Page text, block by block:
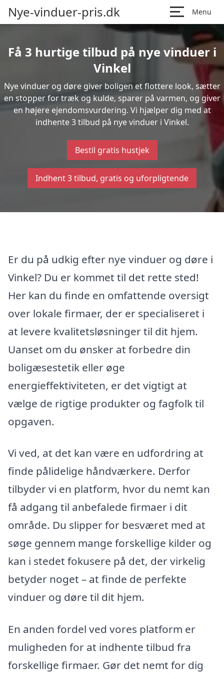
Nye-vinduer-pris.dk Menu
Få 3 hurtige tilbud på nye vinduer i
Vinkel
Nye vinduer og døre giver boligen et flottere look, sætter
en stopper for træk og kulde, sparer på varmen, og giver
en højere ejendomsvurdering. Vi hjælper dig med at
indhente 3 tilbud på nye vinduer i Vinkel.
Bestil gratis hustjek
Indhent 3 tilbud, gratis og uforpligtende
Er du på udkig efter nye vinduer og døre i
Vinkel? Du er kommet til det rette sted!
Her kan du finde en omfattende oversigt
over lokale firmaer, der er specialiseret i
at levere kvalitetsløsninger til dit hjem.
Uanset om du ønsker at forbedre din
boligæsestetik eller øge
energieffektiviteten, er det vigtigt at
vælge de rigtige produkter og fagfolk til
opgaven.
Vi ved, at det kan være en udfordring at
finde pålidelige håndværkere. Derfor
tilbyder vi en platform, hvor du nemt kan
få adgang til anbefalede firmaer i dit
område. Du slipper for besværet med at
søge gennem mange forskellige kilder og
kan i stedet fokusere på det, der virkelig
betyder noget – at finde de perfekte
vinduer og døre til dit hjem.
En anden fordel ved vores platform er
muligheden for at indhente tilbud fra
forskellige firmaer. Gør det nemt for dig